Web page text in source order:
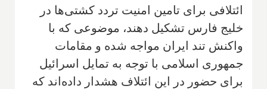
ائتلافی برای تامین امنیت تردد کشتی‌ها در
خلیج فارس تشکیل دهند، موضوعی که با
واکنش تند ایران مواجه شده و مقامات
جمهوری اسلامی با توجه به تمایل اسرائیل
برای حضور در این ائتلاف هشدار داده‌اند که